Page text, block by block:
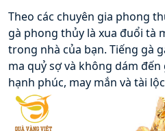
Theo các chuyên gia phong
gà phong thủy là xua đuổi tà
trong nhà của bạn. Tiếng gà
ma quỷ sợ và không dám
hạnh phúc, may mắn và tài